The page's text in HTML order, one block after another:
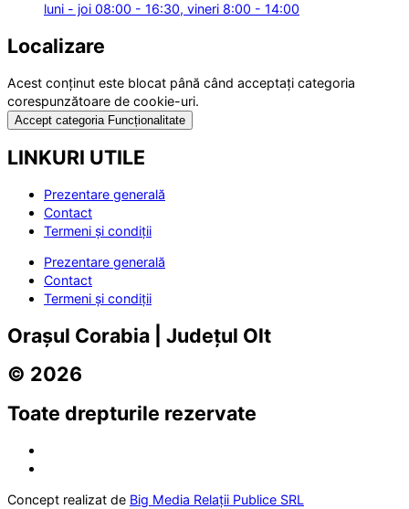
luni - joi 08:00 - 16:30, vineri 8:00 - 14:00
Localizare
Acest conținut este blocat până când acceptați categoria
corespunzătoare de cookie-uri.
Accept categoria Funcționalitate
LINKURI UTILE
Prezentare generală
Contact
Termeni și condiții
Prezentare generală
Contact
Termeni și condiții
Orașul Corabia | Județul Olt
© 2026
Toate drepturile rezervate
Concept realizat de Big Media Relații Publice SRL